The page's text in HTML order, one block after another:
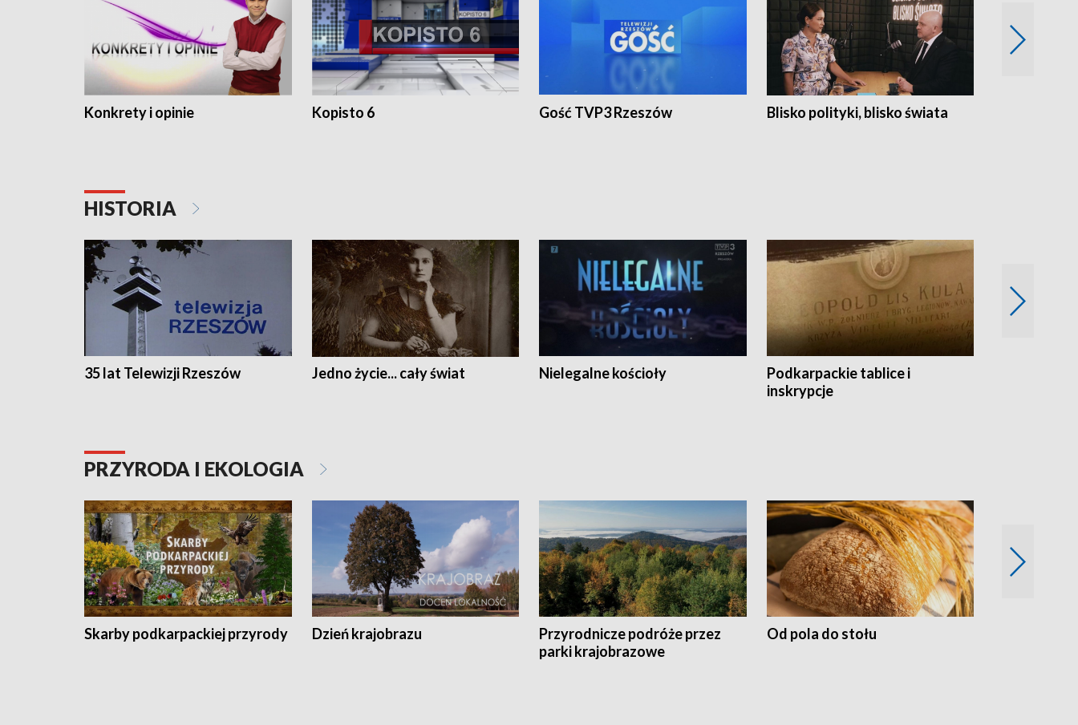
Konkrety i opinie Kopisto 6 Gość TVP3 Rzeszów Blisko polityki, blisko świata
HISTORIA
35 lat Telewizji Rzeszów Jedno życie... cały świat Nielegalne kościoły
Podkarpackie tablice i
inskrypcje
PRZYRODA I EKOLOGIA
Skarby podkarpackiej przyrody Dzień krajobrazu
Przyrodnicze podróże przez
parki krajobrazowe
Od pola do stołu